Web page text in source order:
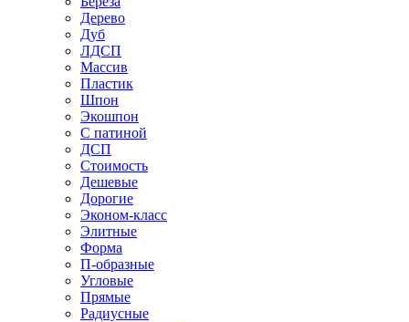
Дерево
Дуб
ЛДСП
Массив
Пластик
Шпон
Экошпон
С патиной
ДСП
Стоимость
Дешевые
Дорогие
Эконом-класс
Элитные
Форма
П-образные
Угловые
Прямые
Радиусные